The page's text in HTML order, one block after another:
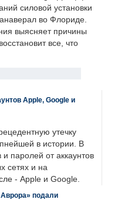
силовой установки
во Флориде.
выясняет причины
все, что
Apple, Google и
утечку
в истории. В
паролей от аккаунтов
сетях и на
- Apple и Google.
подали